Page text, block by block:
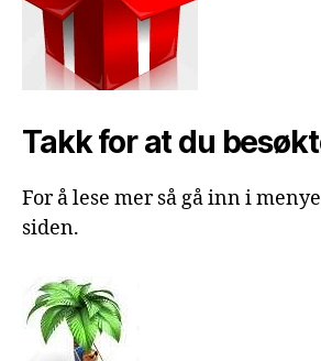
Takk for at du
For å lese mer så gå inn i
siden.